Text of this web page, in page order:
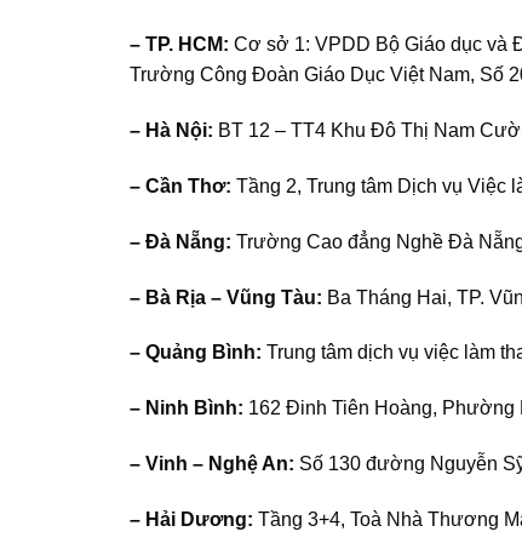
– TP. HCM: Cơ sở 1: VPDD Bộ Giáo dục và
Trường Công Đoàn Giáo Dục Việt Nam, Số
– Hà Nội: BT 12 – TT4 Khu Đô Thị Nam
– Cần Thơ: Tầng 2, Trung tâm Dịch vụ Việc
– Đà Nẵng: Trường Cao đẳng Nghề Đà
– Bà Rịa – Vũng Tàu: Ba Tháng Hai, TP.
– Quảng Bình: Trung tâm dịch vụ việc làm
– Ninh Bình: 162 Đinh Tiên Hoàng, Phường
– Vinh – Nghệ An: Số 130 đường Nguyễn
– Hải Dương: Tầng 3+4, Toà Nhà Thương